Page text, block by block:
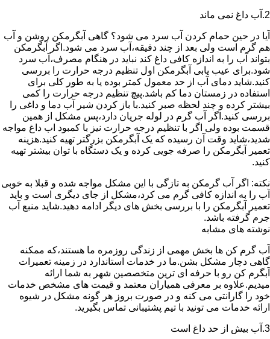
2.آب داغ نمی ماند
آیا در حین حمام کردن آب سرد می شود؟ گاهی آبگرمکن روشن و آب
هم گرم است ولی بعد از چند دقیقه،آب سرد می شود.اگر آبگرمکن
بتواند آب را به اندازه کافی داغ کند نباید در هنگام مصرف،آب سرد
شود.برای عیب یابی آبگرمکن اول تنظیم درجه حرارت را بررسی
کنید.شاید دمای آب از حد معمول کمتر بوده یا به طور کلی برای
استفاده در زمستان دما کم باشد.پیچ تنظیم درجه حرارت را کمی
بیشتر کرده و چند لحظه صبر کنید.با باز کردن شیر آب دما و داغی را
بررسی کنید.اگر آب گرم در لوله جریان دارد،پس مشکل از همین
قسمت بوده ولی اگر با تنظیم درجه حرارت نیز با کمبود اب داغ مواجه
شدید،شاید وقت آن رسیده که یک آبگرمکن بزرگتر تهیه کنید.هزینه
تعمیر آبگرمکن را صرفه جویی کرده و یک دستگاه با توان بیشتر تهیه
کنید.
نکته: اگر آب گرمکن به تازگی با این مشکل مواجه شده و قبلا به خوبی
آب را به اندازه کافی گرم می کرد،مشکل از جای دیگری است و باید
تعمیر آبگرمکن را با بررسی بخش های دیگر ادامه دهید.شاید منبع آب
جرم گرفته باشد.
نوشته های مشابه
آب گرم کن ها بخش مهمی از زندگی روزمره ما هستند،که ممکنه
گاهی دچار مشکل بشن.ما در خدمات استاندارد در زمینه تعمیرات
آبگرم کن رو با حرفه ای ترین متخصصین شهر به شما ارائه
میدیم.علاوه بر معرفی همیاران معتمد و قیمت های مشخص خدمات
خود را گارانتی می کنه و در صورت بروز هر گونه مشکل در شیوه
ارائه خدمات می تونید با تیم پشتیبانی تماس بگیرید.
3.آب بیش از حد داغ است